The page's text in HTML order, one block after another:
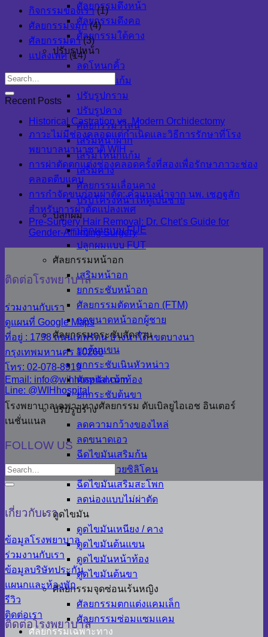
ศัลยกรรมดึงหน้า
ศัลยกรรมดึงคอ
ศัลยกรรมใต้คาง
ปรับรูปหน้า
ลดโหนกคิ้ว
ลดโหนกแก้ม
ปรับรูปกราม
ปรับรูปคาง
ศัลยกรรมวีไลน์
เสริมหน้าผาก
เสริมโหนกแก้ม
เสริมคาง
ศัลยกรรมเลื่อนคาง
ปรับโครงหน้าให้ดูเป็นชาย
ปลูกผม
ปลูกผมแบบ FUE
ปลูกผมแบบ FUT
ศัลยกรรมหน้าอก
เสริมหน้าอก
ยกกระชับหน้าอก
ศัลยกรรมตัดหน้าอก (FTM)
ลดขนาดหน้าอกผู้ชาย
ศัลยกรรมกระชับสัดส่วน
ยกต้นแขน
ยกกระชับเนินหัวหน่าว
ตัดหนังหน้าท้อง
ยกกระชับต้นขา
ปรับรูปร่าง
ลดความกว้างของไหล่
ลดขนาดเอว
ฉีดไขมันเสริมก้น
เสริมก้นด้วยซิลิโคน
ฉีดไขมันเสริมสะโพก
ลดน่องแบบไม่ผ่าตัด
ดูดไขมัน
ดูดไขมันเหนียง / คาง
ดูดไขมันต้นแขน
ดูดไขมันหน้าท้อง
ดูดไขมันต้นขา
ศัลยกรรมจุดซ่อนเร้นหญิง
ศัลยกรรมตกแต่งแคมเล็ก
ศัลยกรรมซ่อมแซมแคม
ศัลยกรรมเฉพาะทาง
กิจกรรมของเรา(1)
ศัลยกรรมจมูก(4)
ศัลยกรรมตา(3)
แปลงเพศ(14)
Recent Posts
Historical Castration vs. Modern Orchidectomy
ภาวะไม่มีช่องคลอดแต่กำเนิดและวิธีการรักษาที่โรง
พยาบาลนานาชาติ WIH
การผ่าตัดตกแต่งช่องคลอดครั้งที่สองเพื่อรักษาภาวะช่อง
คลอดตีบแคบ
การกำจัดขนก่อนผ่าตัด: คำแนะนำจาก นพ. เชฏฐสัก
สำหรับการผ่าตัดแปลงเพศ
Pre-Surgery Hair Removal: Dr. Chet’s Guide for
Gender-Affirming Surgery
ติดต่อโรงพยาบาล
ร่วมงานกับเรา
ดูแผนที่ Google Maps
ที่อยู่ : 1798 ถนนเทพรัตน บางนาใต้ เขตบางนา
กรุงเทพมหานคร 10260
โทร: 02-078-8919
Email: info@wihhospital.com
Line: @WIHhospital
โรงพยาบาลเฉพาะทางศัลยกรรม ดับเบิลยูไอเอช อินเตอร์
เนชั่นแนล
FOLLOW US
เกี่ยวกับเรา
ข้อมูลโรงพยาบาล
ร่วมงานกับเรา
ข้อมูลบริษัทประกัน
แผนกและห้องพัก
รีวิว
ติดต่อเรา
ติดต่อโรงพยาบาล